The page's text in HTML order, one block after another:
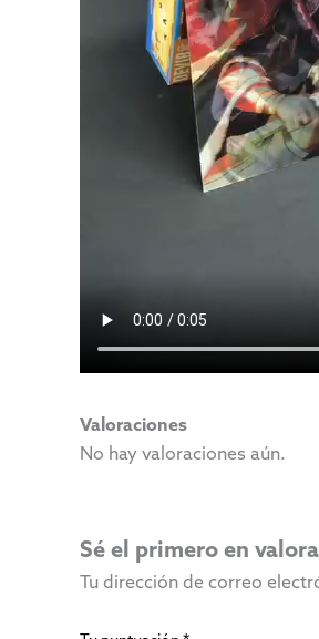
Valoraciones
No hay valoraciones aún.
Sé el primero en
Tu dirección de correo